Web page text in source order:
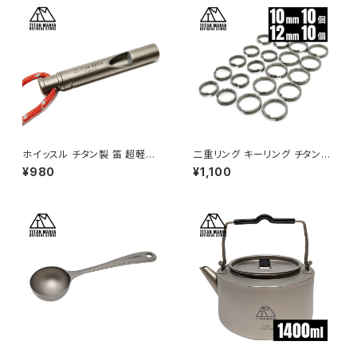
ホイッスル チタン製 笛 超軽量
ストラップ付き 防災 登山 緊急
避難 防犯 スポーツ 審判 コーチ
ドア キャンプ用品
¥980
二重リング キーリング チタン製
10mm/12mm×各10個セット 超
軽量 頑丈 サビに強い 二重丸カ
¥1,100